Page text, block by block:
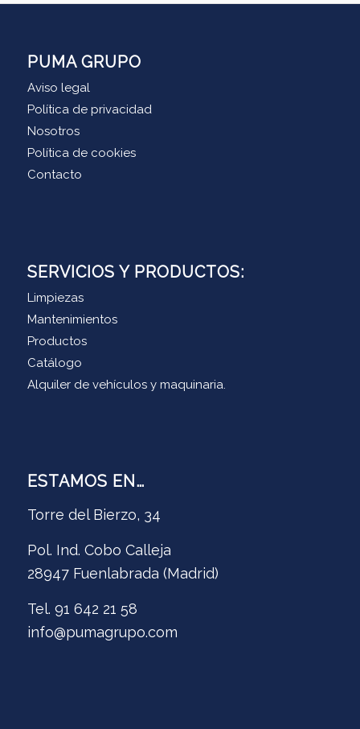
PUMA GRUPO
Aviso legal
Política de privacidad
Nosotros
Política de cookies
Contacto
SERVICIOS Y PRODUCTOS:
Limpiezas
Mantenimientos
Productos
Catálogo
Alquiler de vehículos y maquinaria.
ESTAMOS EN…
Torre del Bierzo, 34
Pol. Ind. Cobo Calleja
28947 Fuenlabrada (Madrid)
Tel. 91 642 21 58
info@pumagrupo.com